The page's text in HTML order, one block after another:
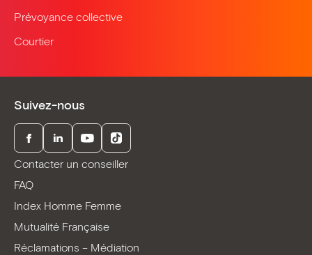
Prévoyance collective
Courtier
Suivez-nous
FacebookLinkedInYoutubeTikTok
Contacter un conseiller
FAQ
Index Homme Femme
Mutualité Française
Réclamations – Médiation